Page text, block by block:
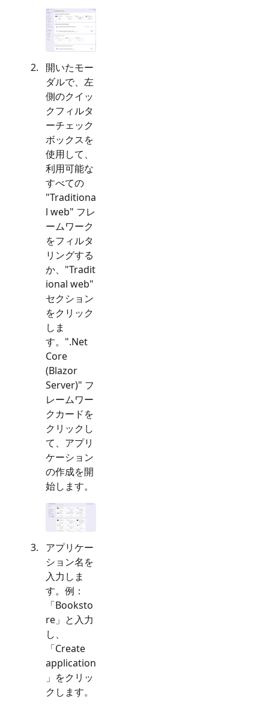
開いたモー
ダルで、左
側のクイッ
クフィルタ
ーチェック
ボックスを
使用して、
利用可能な
すべての
"Traditiona
l web" フレ
ームワーク
をフィルタ
リングする
か、"Tradit
ional web"
セクション
をクリック
しま
す。".Net
Core
(Blazor
Server)" フ
レームワー
クカードを
クリックし
て、アプリ
ケーション
の作成を開
始します。
アプリケー
ション名を
入力しま
す。例：
「Booksto
re」と入力
し、
「Create
application
」をクリッ
クします。